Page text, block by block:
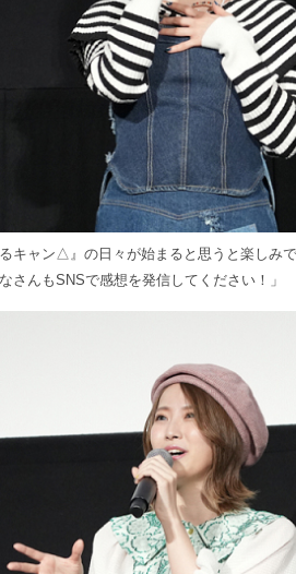
るキャン△』の日々が始まると思うと楽しみ
さんもSNSで感想を発信してください！」